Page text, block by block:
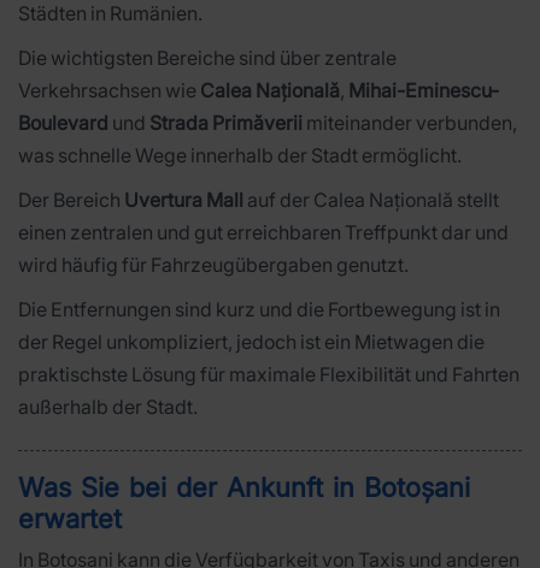
Städten in Rumänien.
Die wichtigsten Bereiche sind über zentrale
Verkehrsachsen wie Calea Națională, Mihai-Eminescu-
Boulevard und Strada Primăverii miteinander verbunden,
was schnelle Wege innerhalb der Stadt ermöglicht.
Der Bereich Uvertura Mall auf der Calea Națională stellt
einen zentralen und gut erreichbaren Treffpunkt dar und
wird häufig für Fahrzeugübergaben genutzt.
Die Entfernungen sind kurz und die Fortbewegung ist in
der Regel unkompliziert, jedoch ist ein Mietwagen die
praktischste Lösung für maximale Flexibilität und Fahrten
außerhalb der Stadt.
Was Sie bei der Ankunft in Botoșani
erwartet
In Botoșani kann die Verfügbarkeit von Taxis und anderen